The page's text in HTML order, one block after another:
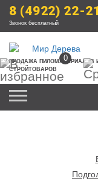
8 (4922) 22-
Звонок бесплатный
ПРОДАЖА ПИЛОМАТЕРИАЛОВ
СТРОЙТОВАРОВ
0